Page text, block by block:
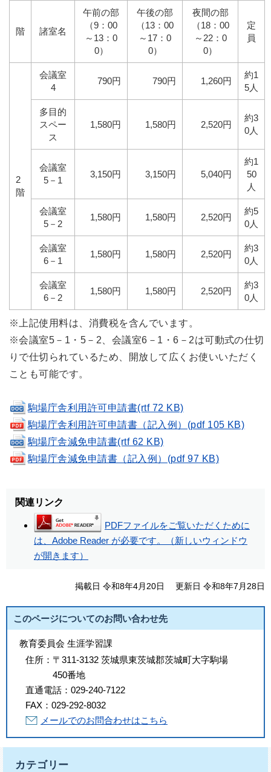
階 諸室名
午前の部
（9：00
～13：0
0）
午後の部
（13：00
～17：0
0）
夜間の部
（18：00
～22：0
0）
定
員
2
階
会議室
4
790円 790円 1,260円
約1
5人
多目的
スペー
ス
1,580円 1,580円 2,520円
約3
0人
会議室
5－1
3,150円 3,150円 5,040円
約1
50
人
会議室
5－2
1,580円 1,580円 2,520円
約5
0人
会議室
6－1
1,580円 1,580円 2,520円
約3
0人
会議室
6－2
1,580円 1,580円 2,520円
約3
0人
※上記使用料は、 消費税を含んでいます。
※会議室5－1・5－2、会議室6－1・6－2は可動式の仕切
りで仕切られているため、開放して広くお使いいただく
ことも可能です。
駒場庁舎利用許可申請書(rtf 72 KB)
駒場庁舎利用許可申請書（記入例）(pdf 105 KB)
駒場庁舎減免申請書(rtf 62 KB)
駒場庁舎減免申請書（記入例）(pdf 97 KB)
関連リンク
PDFファイルをご覧いただくために
は、Adobe Reader が必要です。（新しいウィンドウ
が開きます）
掲載日 令和8年4月20日 更新日 令和8年7月28日
このページについてのお問い合わせ先
教育委員会 生涯学習課
住所： 〒311-3132 茨城県東茨城郡茨城町大字駒場
450番地
直通電話： 029-240-7122
FAX： 029-292-8032
メールでのお問合わせはこちら
カテゴリー